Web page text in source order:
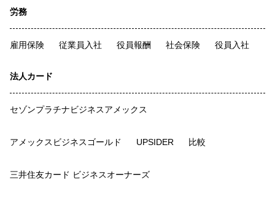
労務
雇用保険 従業員入社 役員報酬 社会保険 役員入社
法人カード
セゾンプラチナビジネスアメックス
アメックスビジネスゴールド UPSIDER 比較
三井住友カード ビジネスオーナーズ